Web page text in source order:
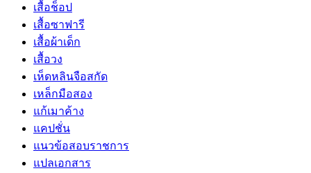
เสื้อช็อป
เสื้อซาฟารี
เสื้อผ้าเด็ก
เสื้อวง
เห็ดหลินจือสกัด
เหล็กมือสอง
แก้เมาค้าง
แคปชั่น
แนวข้อสอบราชการ
แปลเอกสาร